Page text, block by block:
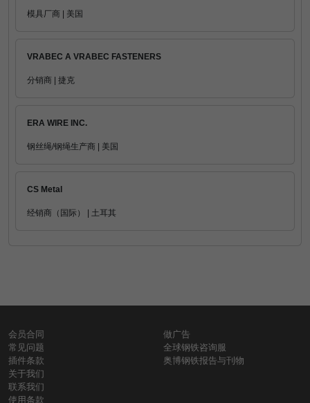
模具厂商 | 美国
VRABEC A VRABEC FASTENERS
分销商 | 捷克
ERA WIRE INC.
钢丝绳/钢绳生产商 | 美国
CS Metal
经销商（国际） | 土耳其
会员合同
常见问题
插件条款
关于我们
联系我们
使用条款
做广告
全球钢铁咨询服
奥博钢铁报告与刊物